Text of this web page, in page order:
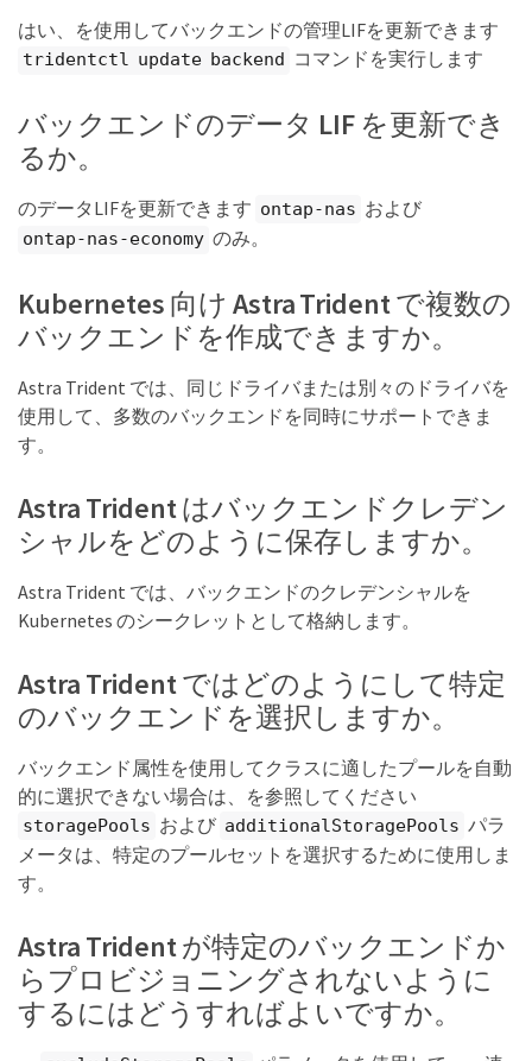
はい、を使用してバックエンドの管理LIFを更新できます
tridentctl update backend コマンドを実行します
バックエンドのデータ LIF を更新でき
るか。
のデータLIFを更新できます ontap-nas および
ontap-nas-economy のみ。
Kubernetes 向け Astra Trident で複数の
バックエンドを作成できますか。
Astra Trident では、同じドライバまたは別々のドライバを
使用して、多数のバックエンドを同時にサポートできま
す。
Astra Trident はバックエンドクレデン
シャルをどのように保存しますか。
Astra Trident では、バックエンドのクレデンシャルを
Kubernetes のシークレットとして格納します。
Astra Trident ではどのようにして特定
のバックエンドを選択しますか。
バックエンド属性を使用してクラスに適したプールを自動
的に選択できない場合は、を参照してください
storagePools および additionalStoragePools パラ
メータは、特定のプールセットを選択するために使用しま
す。
Astra Trident が特定のバックエンドか
らプロビジョニングされないように
するにはどうすればよいですか。